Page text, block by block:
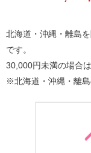
北海道・沖縄・離島
です。
30,000円未満の場合
※北海道・沖縄・離